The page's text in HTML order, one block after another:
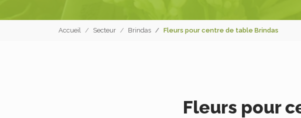
Accueil Secteur Brindas Fleurs pour centre de table Brindas
Fleurs pour